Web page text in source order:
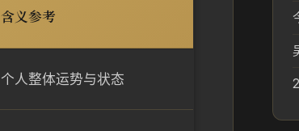
含义参考
个人整体运势与状态